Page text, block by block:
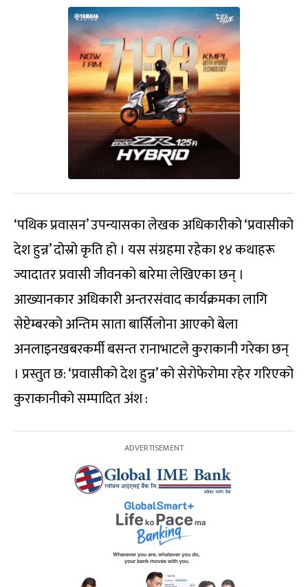
‘पथिक प्रवासन’ उपन्यासका लेखक अधिकारीको ‘प्रवासीको
देश हुन्न’ दोस्रो कृति हो । यस संग्रहमा रहेका १४ कथाहरू
ज्यादातर प्रवासी जीवनको बारेमा लेखिएका छन् ।
आख्यानकार अधिकारी अन्तरसंवाद कार्यक्रमका लागि
सेप्टेम्बरको अन्तिम साता बार्सिलोना आएको बेला
अनलाइनखबरकर्मी बसन्त रानाभाटले कुराकानी गरेका छन्
। प्रस्तुत छ: ‘प्रवासीको देश हुन्न’ को सेरोफेरोमा रहेर गरिएको
कुराकानीको सम्पादित अंश :